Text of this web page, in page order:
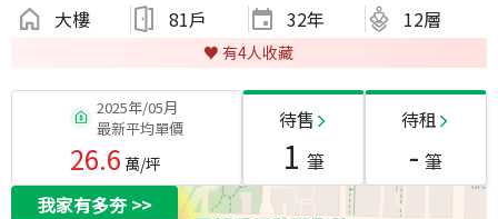
大樓 81戶 32年 12層
♥️ 有4人收藏
2025年/05月
最新平均單價
26.6 萬/坪
待售
1 筆
待租
- 筆
我家有多夯>>